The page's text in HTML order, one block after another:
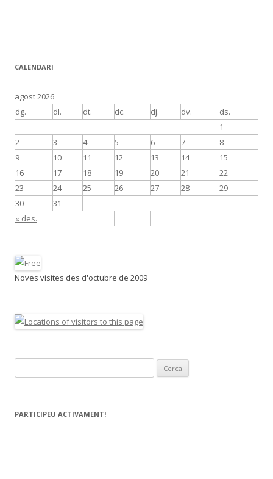
CALENDARI
agost 2026
dg.
dl. dt. dc. dj. dv. ds.
« des.
1
2
3 4 5 6 7
8
9
10 11 12 13 14
15
16
17 18 19 20 21
22
23
24 25 26 27 28
29
30
31
Noves visites des d'octubre de 2009
e
c
PARTICIPEU ACTIVAMENT!